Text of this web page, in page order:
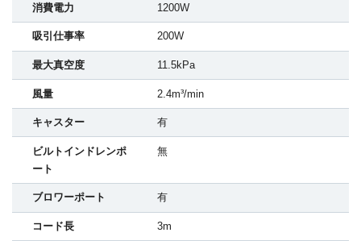
消費電力 1200W
吸引仕事率 200W
最大真空度 11.5kPa
風量 2.4m³/min
キャスター 有
ビルトインドレンポ
ート
無
ブロワーポート 有
コード長 3m